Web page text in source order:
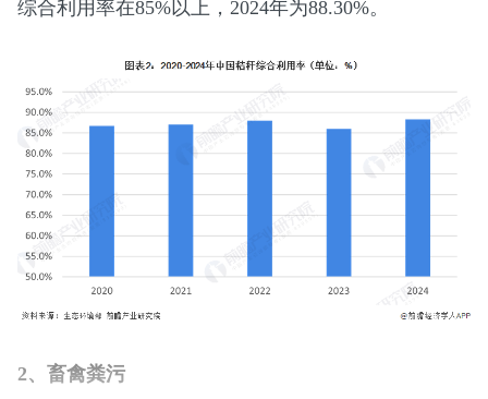
综合利用率在85%以上，2024年为88.30%。
2、畜禽粪污